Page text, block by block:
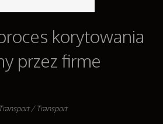
Dla Dzieci
Wnętrz
Sport
korytowania
przez firme
Transport / Transport